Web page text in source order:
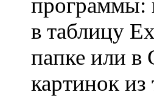
программы:
в таблицу
папке или в
картинок